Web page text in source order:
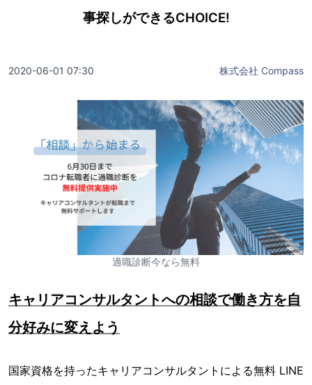
事探しができるCHOICE!
2020-06-01 07:30 株式会社 Compass
適職診断今なら無料
キャリアコンサルタントへの相談で働き方を自
分好みに変えよう
国家資格を持ったキャリアコンサルタントによる無料 LINE